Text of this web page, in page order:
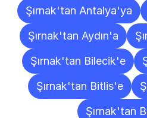
Şırnak'tan Antalya'ya
Şırnak'tan Aydın'a
Şırnak'tan Bilecik'e
Şırnak'tan Bitlis'e
Şırnak'tan